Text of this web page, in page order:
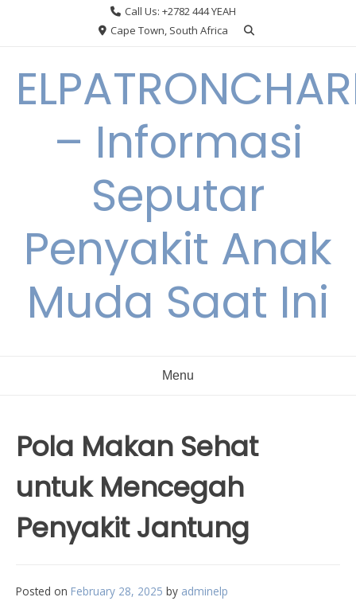
Call Us: +2782 444 YEAH
Cape Town, South Africa
– Informasi
Seputar
Penyakit Anak
Muda Saat Ini
Menu
Pola Makan Sehat
untuk Mencegah
Penyakit Jantung
Posted on February 28, 2025 by adminelp